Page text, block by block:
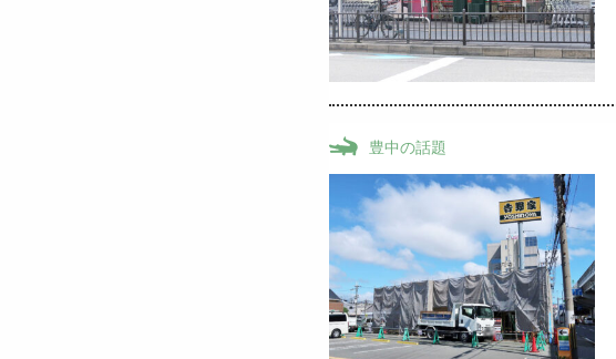
豊中の話題